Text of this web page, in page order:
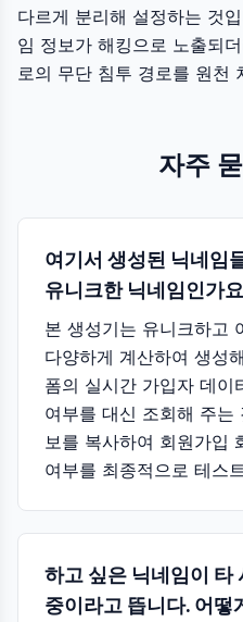
다르게 분리해 설정하는 것
임 정보가 해킹으로 노출되
로의 무단 침투 경로를 원천
자주
여기서 생성된 닉네임
유니크한 닉네임인가
본 생성기는 유니크하고
다양하게 계산하여 생성
폼의 실시간 가입자 데이
여부를 대신 조회해 주는
보를 복사하여 회원가입
여부를 최종적으로 테스
하고 싶은 닉네임이 타
중이라고 뜹니다. 어떻